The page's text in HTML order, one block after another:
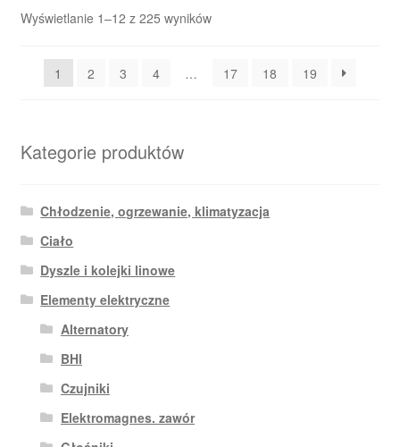
Wyświetlanie 1–12 z 225 wynikówPosortowane
1
2 3 4 … 17 18 19
Kategorie produktów
Chłodzenie, ogrzewanie, klimatyzacja
Ciało
Dyszle i kolejki linowe
Elementy elektryczne
Alternatory
BHI
Czujniki
Elektromagnes. zawór